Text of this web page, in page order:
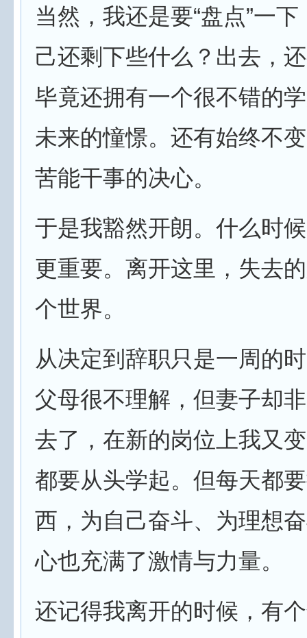
当然，我还是要“盘点”一
己还剩下些什么？出去，
毕竟还拥有一个很不错的
未来的憧憬。还有始终不
苦能干事的决心。
于是我豁然开朗。什么时
更重要。离开这里，失去
个世界。
从决定到辞职只是一周的
父母很不理解，但妻子却
去了，在新的岗位上我又
都要从头学起。但每天都
西，为自己奋斗、为理想
心也充满了激情与力量。
还记得我离开的时候，有